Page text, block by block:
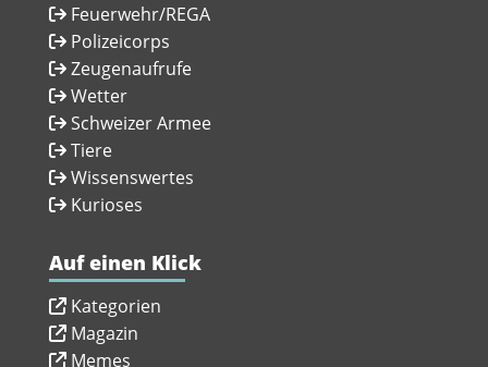
Feuerwehr/REGA
Polizeicorps
Zeugenaufrufe
Wetter
Schweizer Armee
Tiere
Wissenswertes
Kurioses
Auf einen Klick
Kategorien
Magazin
Memes